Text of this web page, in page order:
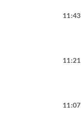
11:43
11:21
11:07